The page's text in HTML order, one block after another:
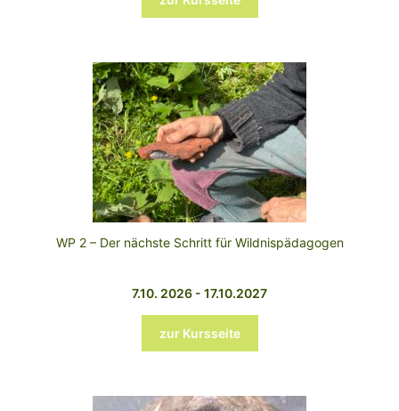
WP 2 – Der nächste Schritt für Wildnispädagogen
7.10. 2026 - 17.10.2027
zur Kursseite